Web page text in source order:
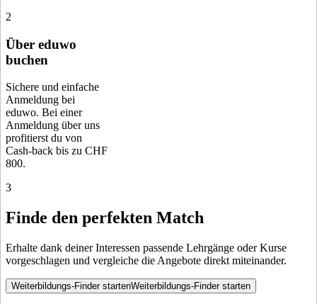
2
Über eduwo
buchen
Sichere und einfache
Anmeldung bei
eduwo. Bei einer
Anmeldung über uns
profitierst du von
Cash-back bis zu CHF
800.
3
Finde den perfekten Match
Erhalte dank deiner Interessen passende Lehrgänge oder Kurse
vorgeschlagen und vergleiche die Angebote direkt miteinander.
Weiterbildungs-Finder startenWeiterbildungs-Finder starten